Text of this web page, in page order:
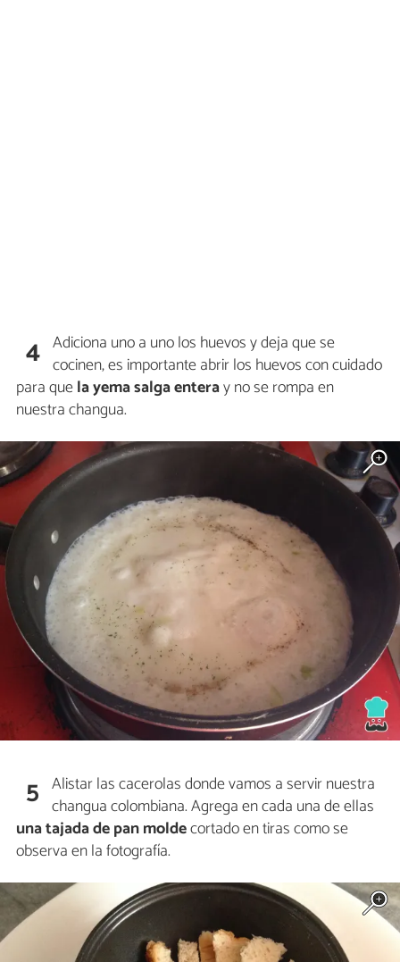
4 Adiciona uno a uno los huevos y deja que se
cocinen, es importante abrir los huevos con cuidado
para quela yema salga enteray no se rompa en
nuestra changua.
5 Alistar las cacerolas donde vamos a servir nuestra
changua colombiana. Agrega en cada una de ellas
una tajada de pan moldecortado en tiras como se
observa en la fotografía.